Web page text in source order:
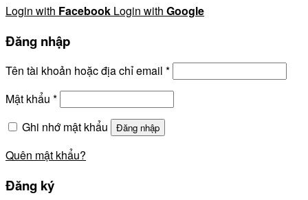
Login with Facebook Login with Google
Đăng nhập
Tên tài khoản hoặc địa chỉ email *
Mật khẩu *
Ghi nhớ mật khẩu
Đăng nhập
Quên mật khẩu?
Đăng ký